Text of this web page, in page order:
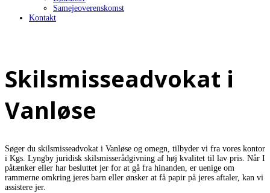
Samejeoverenskomst
Kontakt
Skilsmisseadvokat i
Vanløse
Søger du skilsmisseadvokat i Vanløse og omegn, tilbyder vi fra vores kontor
i Kgs. Lyngby juridisk skilsmisserådgivning af høj kvalitet til lav pris. Når I
påtænker eller har besluttet jer for at gå fra hinanden, er uenige om
rammerne omkring jeres barn eller ønsker at få papir på jeres aftaler, kan vi
assistere jer.